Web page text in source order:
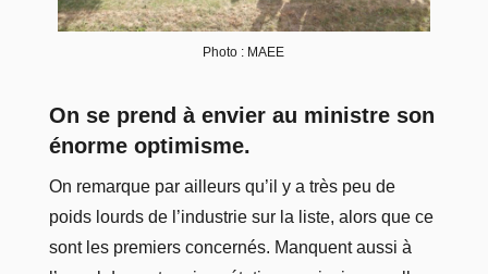
Photo : MAEE
On se prend à envier au ministre son
énorme optimisme.
On remarque par ailleurs qu’il y a très peu de
poids lourds de l’industrie sur la liste, alors que ce
sont les premiers concernés. Manquent aussi à